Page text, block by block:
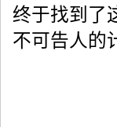
终于找到了
不可告人